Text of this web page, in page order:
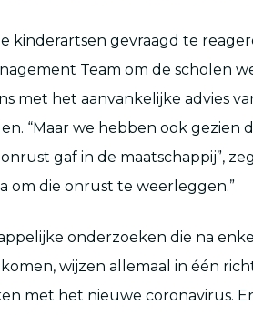
kinderartsen gevraagd te
Team om de scholen
met het aanvankelijke advies
“Maar we hebben ook gezien
gaf in de maatschappij”,
om die onrust te weerleggen.”
onderzoeken die na
wijzen allemaal in één
met het nieuwe coronavirus.